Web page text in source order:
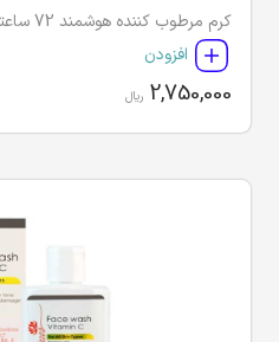
افزودن
2,750,000 ریال